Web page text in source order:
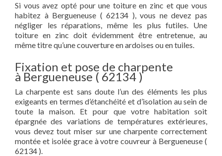
Si vous avez opté pour une toiture en zinc et que vous
habitez à Bergueneuse ( 62134 ), vous ne devez pas
négliger les réparations, même les plus futiles. Une
toiture en zinc doit évidemment être entretenue, au
même titre qu’une couverture en ardoises ou en tuiles.
Fixation et pose de charpente
à Bergueneuse ( 62134 )
La charpente est sans doute l’un des éléments les plus
exigeants en termes d’étanchéité et d’isolation au sein de
toute la maison. Et pour que votre habitation soit
épargnée des variations de températures extérieures,
vous devez tout miser sur une charpente correctement
montée et isolée grace à votre couvreur à Bergueneuse (
62134 ).